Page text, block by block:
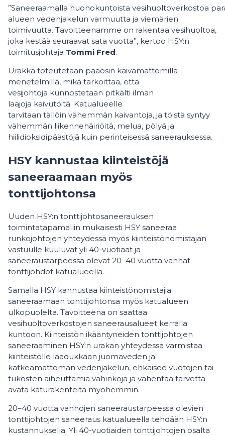
”Saneeraamalla huonokuntoista vesihuoltoverkostoa
alueen vedenjakelun varmuutta ja viemärien
toimivuutta. Tavoitteenamme on rakentaa vesihuoltoa,
joka kestää seuraavat sata vuotta”, kertoo HSY:n
toimitusjohtaja Tommi Fred.
Urakka toteutetaan pääosin kaivamattomilla
menetelmillä, mikä tarkoittaa, että
vesijohtoja kunnostetaan pitkälti ilman
laajoja kaivutöitä. Katualueelle
tarvitaan tällöin vähemmän kaivantoja, ja töistä syntyy
vähemmän liikennehäiriöitä, melua, pölyä ja
hiilidioksidipäästöjä kuin perinteisessä saneerauksessa.
HSY kannustaa kiinteistöjä
saneeraamaan myös
tonttijohtonsa
Uuden HSY:n tonttijohtosaneerauksen
toimintatapamallin mukaisesti HSY saneeraa
runkojohtojen yhteydessä myös kiinteistönomistajan
vastuulle kuuluvat yli 40-vuotiaat ja
saneeraustarpeessa olevat 20–40 vuotta vanhat
tonttijohdot katualueella.
Samalla HSY kannustaa kiinteistönomistajia
saneeraamaan tonttijohtonsa myös katualueen
ulkopuolelta. Tavoitteena on saattaa
vesihuoltoverkostojen saneerausalueet kerralla
kuntoon. Kiinteistön ikääntyneiden tonttijohtojen
saneeraaminen HSY:n urakan yhteydessä varmistaa
kiinteistölle laadukkaan juomaveden ja
katkeamattoman vedenjakelun, ehkäisee vuotojen tai
tukosten aiheuttamia vahinkoja ja vähentää tarvetta
avata katurakenteita myöhemmin.
20–40 vuotta vanhojen saneeraustarpeessa olevien
tonttijohtojen saneeraus katualueella tehdään HSY:n
kustannuksella. Yli 40-vuotiaiden tonttijohtojen osalta